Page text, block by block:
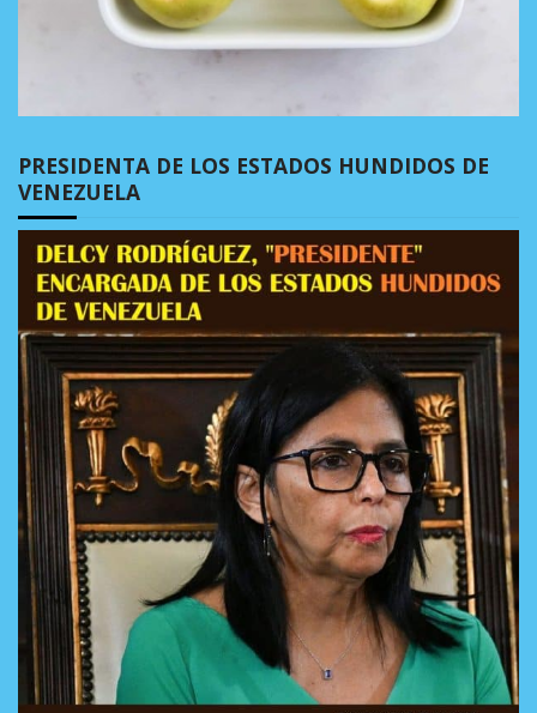
PRESIDENTA DE LOS ESTADOS HUNDIDOS DE
VENEZUELA